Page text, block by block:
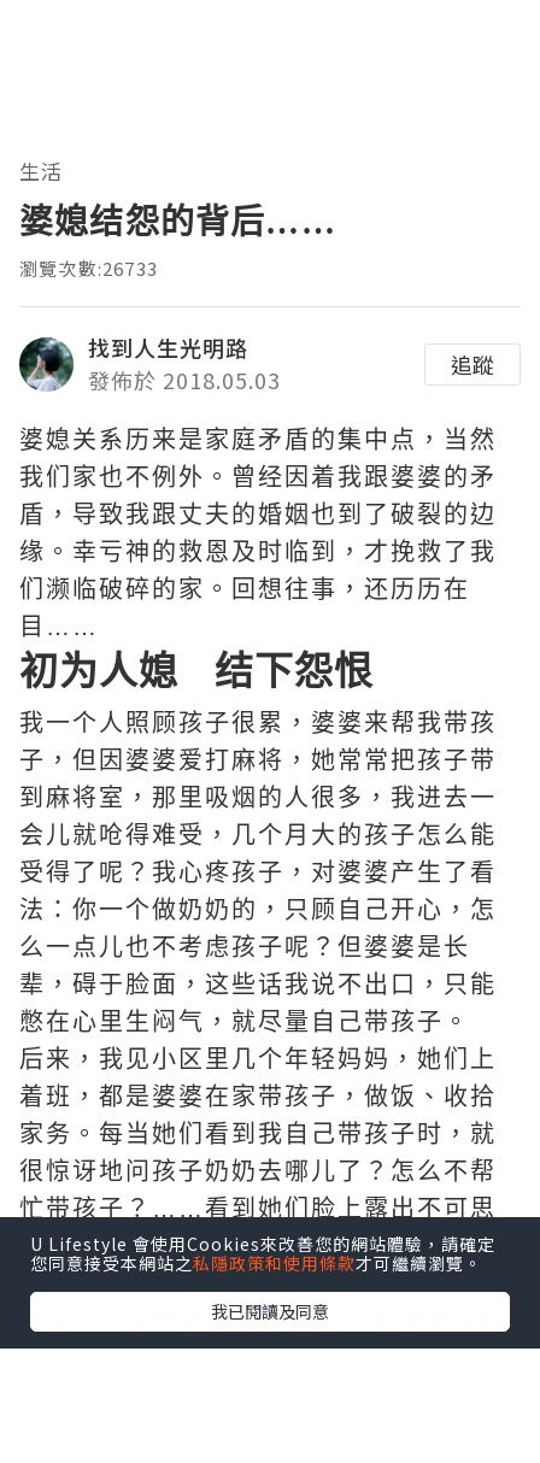
生活
婆媳结怨的背后……
瀏覽次數:26733
找到人生光明路
發佈於 2018.05.03
追蹤
婆媳关系历来是家庭矛盾的集中点，当然
我们家也不例外。曾经因着我跟婆婆的矛
盾，导致我跟丈夫的婚姻也到了破裂的边
缘。幸亏神的救恩及时临到，才挽救了我
们濒临破碎的家。回想往事，还历历在
目……
初为人媳 结下怨恨
我一个人照顾孩子很累，婆婆来帮我带孩
子，但因婆婆爱打麻将，她常常把孩子带
到麻将室，那里吸烟的人很多，我进去一
会儿就呛得难受，几个月大的孩子怎么能
受得了呢？我心疼孩子，对婆婆产生了看
法：你一个做奶奶的，只顾自己开心，怎
么一点儿也不考虑孩子呢？但婆婆是长
辈，碍于脸面，这些话我说不出口，只能
憋在心里生闷气，就尽量自己带孩子。
后来，我见小区里几个年轻妈妈，她们上
着班，都是婆婆在家带孩子，做饭、收拾
家务。每当她们看到我自己带孩子时，就
很惊讶地问孩子奶奶去哪儿了？怎么不帮
忙带孩子？……看到她们脸上露出不可思
议的笑，我心里很难受，都是当婆婆的，
一次，一位年轻妈妈对我说：“你要是太好
U Lifestyle 會使用Cookies來改善您的網站體驗，請確定
您同意接受本網站之私隱政策和使用條款才可繼續瀏覽。
我已閱讀及同意